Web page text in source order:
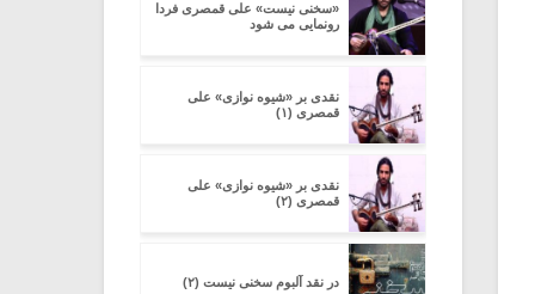
«سخنی نیست» علی قمصری فردا
رونمایی می شود
نقدی بر «شیوه نوازی» علی
قمصری (۱)
نقدی بر «شیوه نوازی» علی
قمصری (۲)
در نقد آلبوم سخنی نیست (۲)